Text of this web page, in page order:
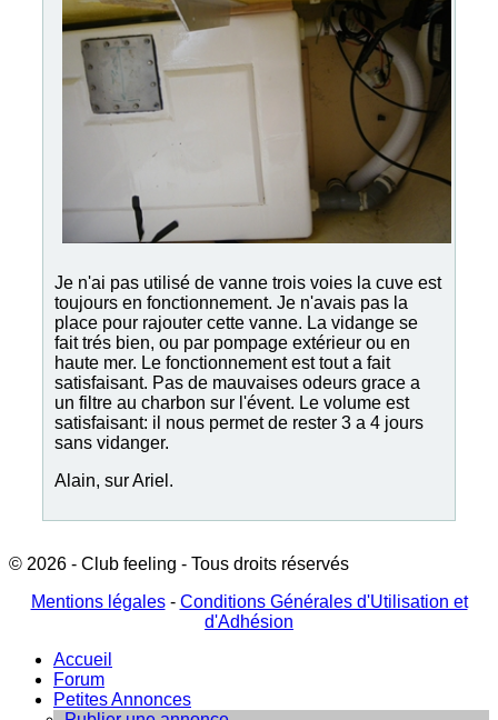
Je n'ai pas utilisé de vanne trois voies la cuve est
toujours en fonctionnement. Je n'avais pas la
place pour rajouter cette vanne. La vidange se
fait trés bien, ou par pompage extérieur ou en
haute mer. Le fonctionnement est tout a fait
satisfaisant. Pas de mauvaises odeurs grace a
un filtre au charbon sur l'évent. Le volume est
satisfaisant: il nous permet de rester 3 a 4 jours
sans vidanger.
Alain, sur Ariel.
© 2026 - Club feeling - Tous droits réservés
Mentions légales- Conditions Générales d'Utilisation et
d'Adhésion
Accueil
Forum
Petites Annonces